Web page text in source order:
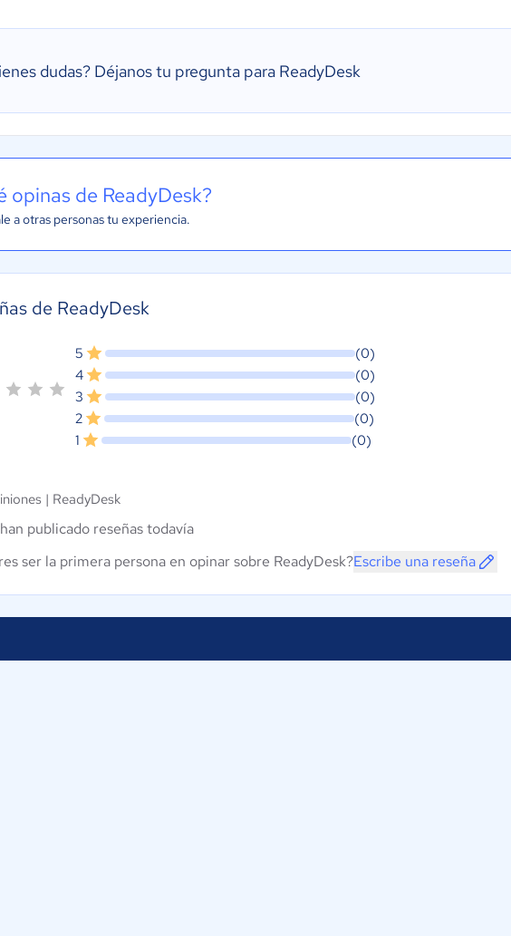
dudas? Déjanos tu pregunta para ReadyDesk
opinas de ReadyDesk?
a otras personas tu experiencia.
de ReadyDesk
5
(0)
4
(0)
3
(0)
2
(0)
1
(0)
| ReadyDesk
publicado reseñas todavía
ser la primera persona en opinar sobre ReadyDesk?Escribe una reseña